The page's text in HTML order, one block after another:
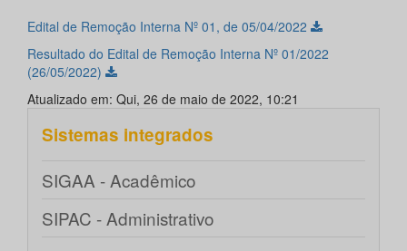
Edital de Remoção Interna Nº 01, de 05/04/2022
Resultado do Edital de Remoção Interna Nº 01/2022
(26/05/2022)
Atualizado em: Qui, 26 de maio de 2022, 10:21
Sistemas integrados
SIGAA - Acadêmico
SIPAC - Administrativo